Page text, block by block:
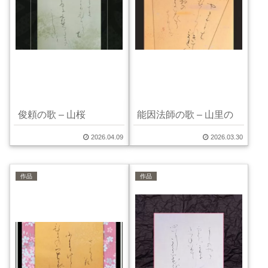
俊頼の歌 – 山桜
2026.04.09
能因法師の歌 – 山里の
2026.03.30
作品 作品